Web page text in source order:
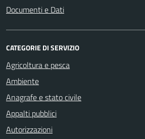
Documenti e Dati
CATEGORIE DI SERVIZIO
Agricoltura e pesca
Ambiente
Anagrafe e stato civile
Appalti pubblici
Autorizzazioni